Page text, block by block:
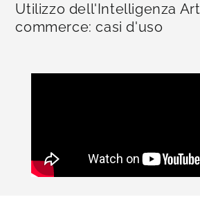
Utilizzo dell'Intelligenza
commerce: casi d'uso